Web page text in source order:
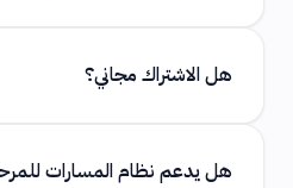
هل الاشتراك مجاني؟
هل يدعم نظام المسارات